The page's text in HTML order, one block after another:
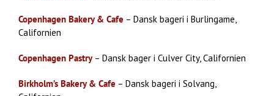
Copenhagen Bakery & Cafe – Dansk bageri i Burlingame,
Californien
Copenhagen Pastry– Dansk bager i Culver City, Californien
Birkholm’s Bakery & Cafe – Dansk bageri i Solvang,